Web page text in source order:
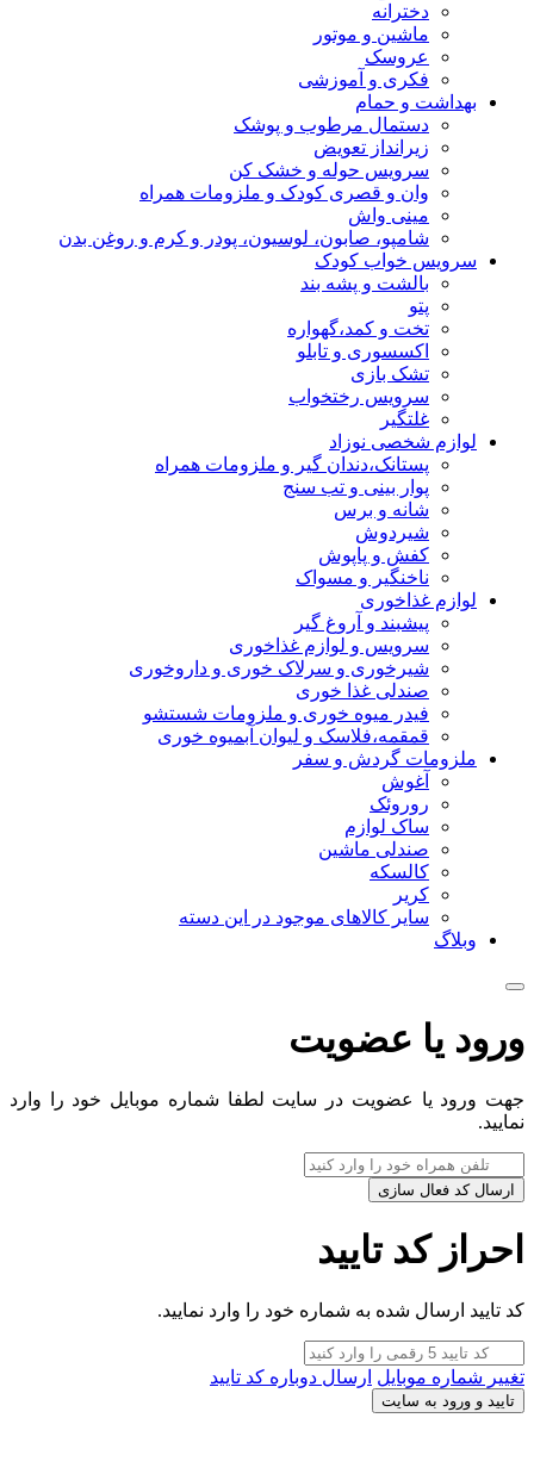
دخترانه
ماشین و موتور
عروسک
فکری و آموزشی
بهداشت و حمام
دستمال مرطوب و پوشک
زیرانداز تعویض
سرویس حوله و خشک کن
وان و قصری کودک و ملزومات همراه
مینی واش
شامپو، صابون، لوسیون، پودر و کرم و روغن بدن
سرویس خواب کودک
بالشت و پشه بند
پتو
تخت و کمد،گهواره
اکسسوری و تابلو
تشک بازی
سرویس رختخواب
غلتگیر
لوازم شخصی نوزاد
پستانک،دندان گیر و ملزومات همراه
پوار بینی و تب سنج
شانه و برس
شیردوش
کفش و پاپوش
ناخنگیر و مسواک
لوازم غذاخوری
پیشبند و آروغ گیر
سرویس و لوازم غذاخوری
شیرخوری و سرلاک خوری و داروخوری
صندلی غذا خوری
فیدر میوه خوری و ملزومات شستشو
قمقمه،فلاسک و لیوان آبمیوه خوری
ملزومات گردش و سفر
آغوش
روروئک
ساک لوازم
صندلی ماشین
کالسکه
کریر
سایر کالاهای موجود در این دسته
وبلاگ
ورود یا عضویت
جهت ورود یا عضویت در سایت لطفا شماره موبایل خود را وارد
نمایید.
ارسال کد فعال سازی
احراز کد تایید
کد تایید ارسال شده به شماره خود را وارد نمایید.
تغییر شماره موبایل ارسال دوباره کد تایید
تایید و ورود به سایت